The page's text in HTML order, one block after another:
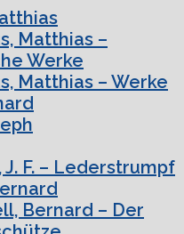
Matthias –
Werke
Matthias – Werke
J. F. – Lederstrumpf
Bernard – Der